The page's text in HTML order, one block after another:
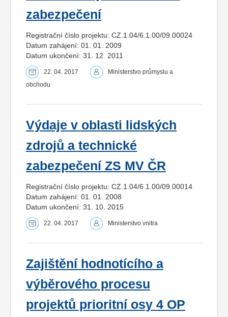
zabezpečení
Registrační číslo projektu: CZ.1.04/6.1.00/09.00024
Datum zahájení: 01. 01. 2009
Datum ukončení: 31. 12. 2011
22. 04. 2017
Ministerstvo průmyslu a
obchodu
Výdaje v oblasti lidských
zdrojů a technické
zabezpečení ZS MV ČR
Registrační číslo projektu: CZ.1.04/6.1.00/09.00014
Datum zahájení: 01. 01. 2008
Datum ukončení: 31. 10. 2015
22. 04. 2017 Ministerstvo vnitra
Zajištění hodnotícího a
výběrového procesu
projektů prioritní osy 4 OP